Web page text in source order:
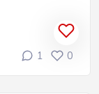
1 0